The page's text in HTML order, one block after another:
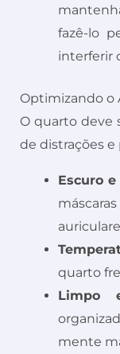
fazê-lo
interferir
Optimizando o
O quarto deve
de distrações
Escuro e
quarto
Limpo
mente